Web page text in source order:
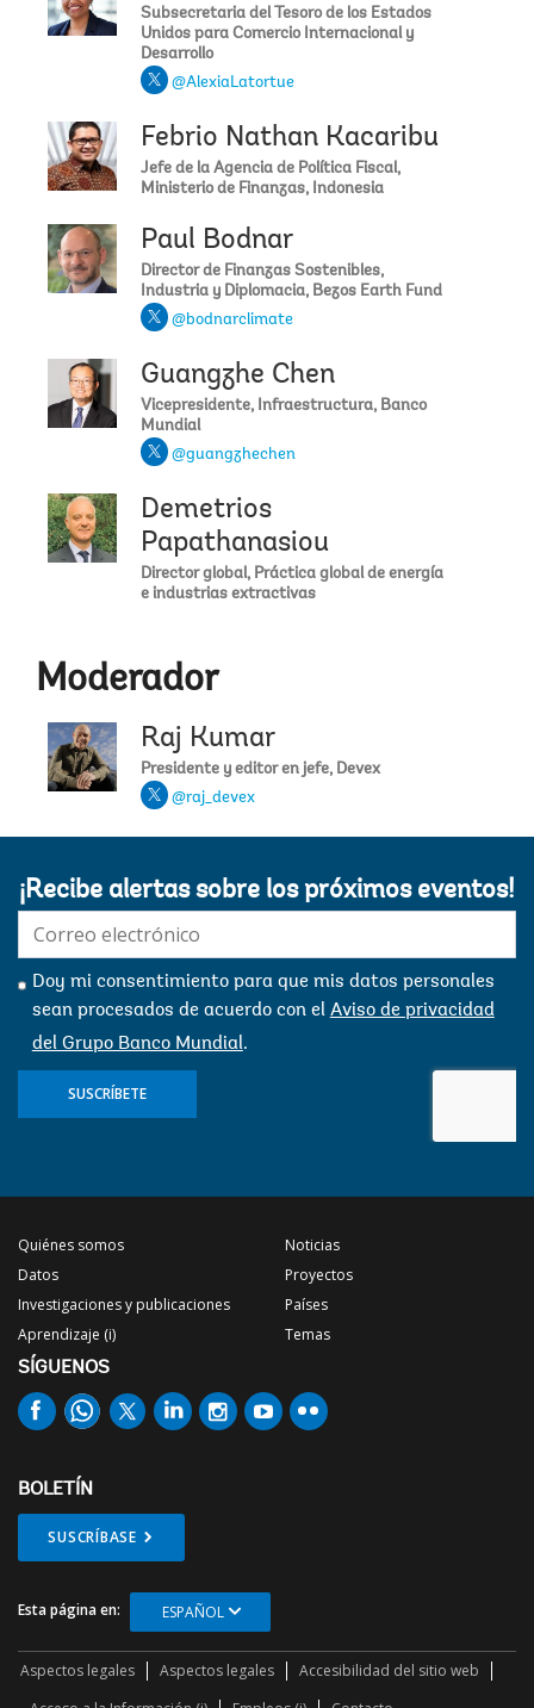
Subsecretaria del Tesoro de los Estados
Unidos para Comercio Internacional y
Desarrollo
@AlexiaLatortue
Febrio Nathan Kacaribu
Jefe de la Agencia de Política Fiscal,
Ministerio de Finanzas, Indonesia
Paul Bodnar
Director de Finanzas Sostenibles,
Industria y Diplomacia, Bezos Earth Fund
@bodnarclimate
Guangzhe Chen
Vicepresidente, Infraestructura, Banco
Mundial
@guangzhechen
Demetrios
Papathanasiou
Director global, Práctica global de energía
e industrias extractivas
Moderador
Raj Kumar
Presidente y editor en jefe, Devex
@raj_devex
¡Recibe alertas sobre los próximos eventos!
mail:
Doy mi consentimiento para que mis datos personales
sean procesados ​​de acuerdo con el Aviso de privacidad
del Grupo Banco Mundial.
SUSCRÍBETE
Quiénes somos
Datos
Investigaciones y publicaciones
Aprendizaje (i)
Noticias
Proyectos
Países
Temas
SÍGUENOS
BOLETÍN
SUSCRÍBASE
Esta página en: ESPAÑOL
Aspectos legales Aspectos legales
Accesibilidad del sitio web